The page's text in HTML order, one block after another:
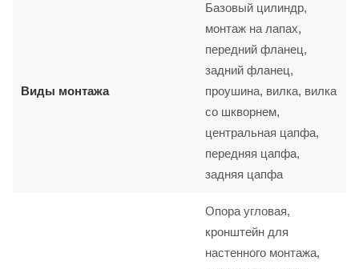
Виды монтажа
Базовый цилиндр,
монтаж на лапах,
передний фланец,
задний фланец,
проушина, вилка, вилка
со шкворнем,
центральная цапфа,
передняя цапфа,
задняя цапфа
Опора угловая,
кронштейн для
настенного монтажа,